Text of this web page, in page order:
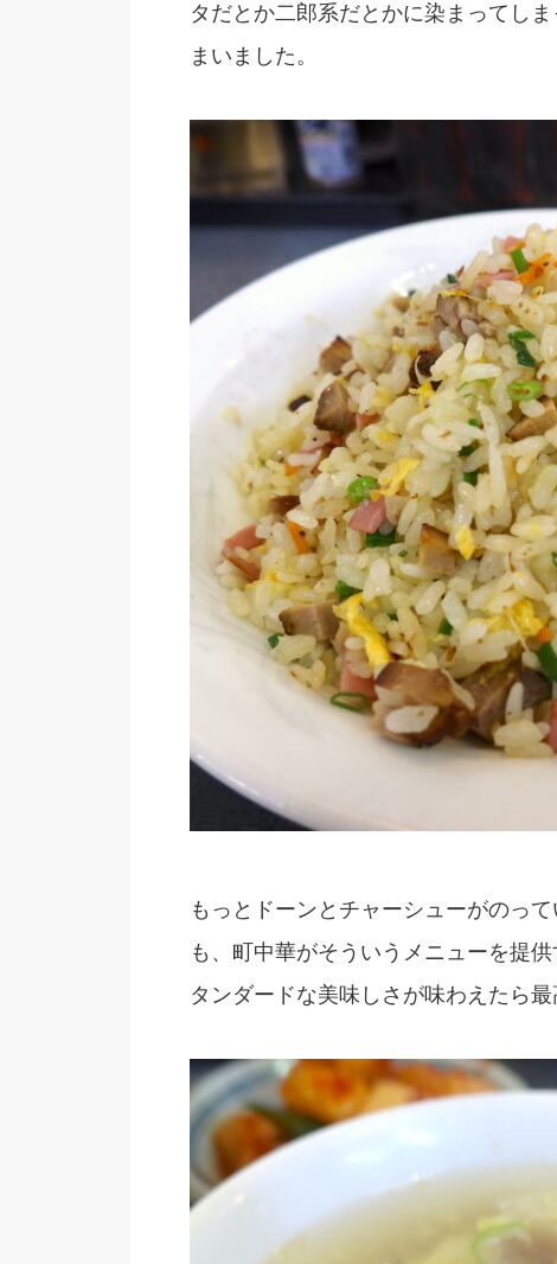
タだとか二郎系だとかに染まってし
まいました。
もっとドーンとチャーシューがのっ
も、町中華がそういうメニューを提
タンダードな美味しさが味わえたら最